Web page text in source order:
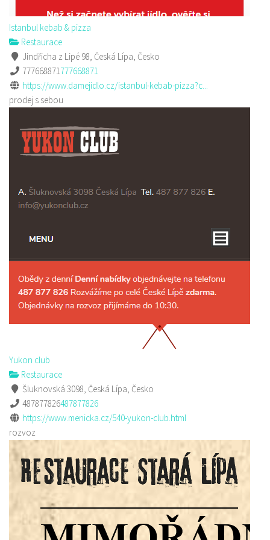
Istanbul kebab & pizza
Restaurace
Jindřicha z Lipé 98, Česká Lípa, Česko
777668871777668871
https://www.damejidlo.cz/istanbul-kebab-pizza?c...
prodej s sebou
Yukon club
Restaurace
Šluknovská 3098, Česká Lípa, Česko
487877826487877826
https://www.menicka.cz/540-yukon-club.html
rozvoz